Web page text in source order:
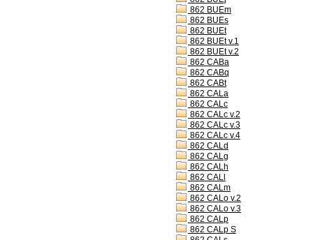
862 BUEm
862 BUEs
862 BUEt
862 BUEt v.1
862 BUEt v.2
862 CABa
862 CABq
862 CABt
862 CALa
862 CALc
862 CALc v.2
862 CALc v.3
862 CALc v.4
862 CALd
862 CALg
862 CALh
862 CALl
862 CALm
862 CALo v.2
862 CALo v.3
862 CALp
862 CALp S